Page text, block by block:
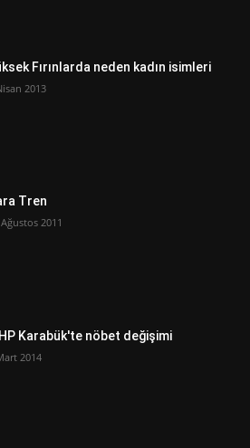
Fırınlarda neden kadın isimleri
2013
Tren
2011
Karabük'te nöbet değişimi
2014